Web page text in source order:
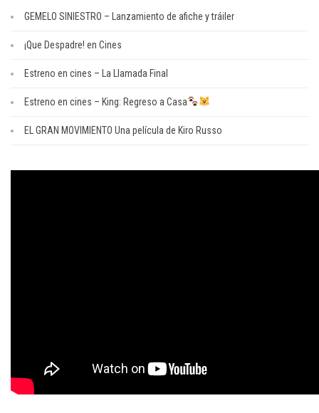
GEMELO SINIESTRO – Lanzamiento de afiche y tráiler
¡Que Despadre! en Cines
Estreno en cines – La Llamada Final
Estreno en cines – King: Regreso a Casa
EL GRAN MOVIMIENTO Una película de Kiro Russo